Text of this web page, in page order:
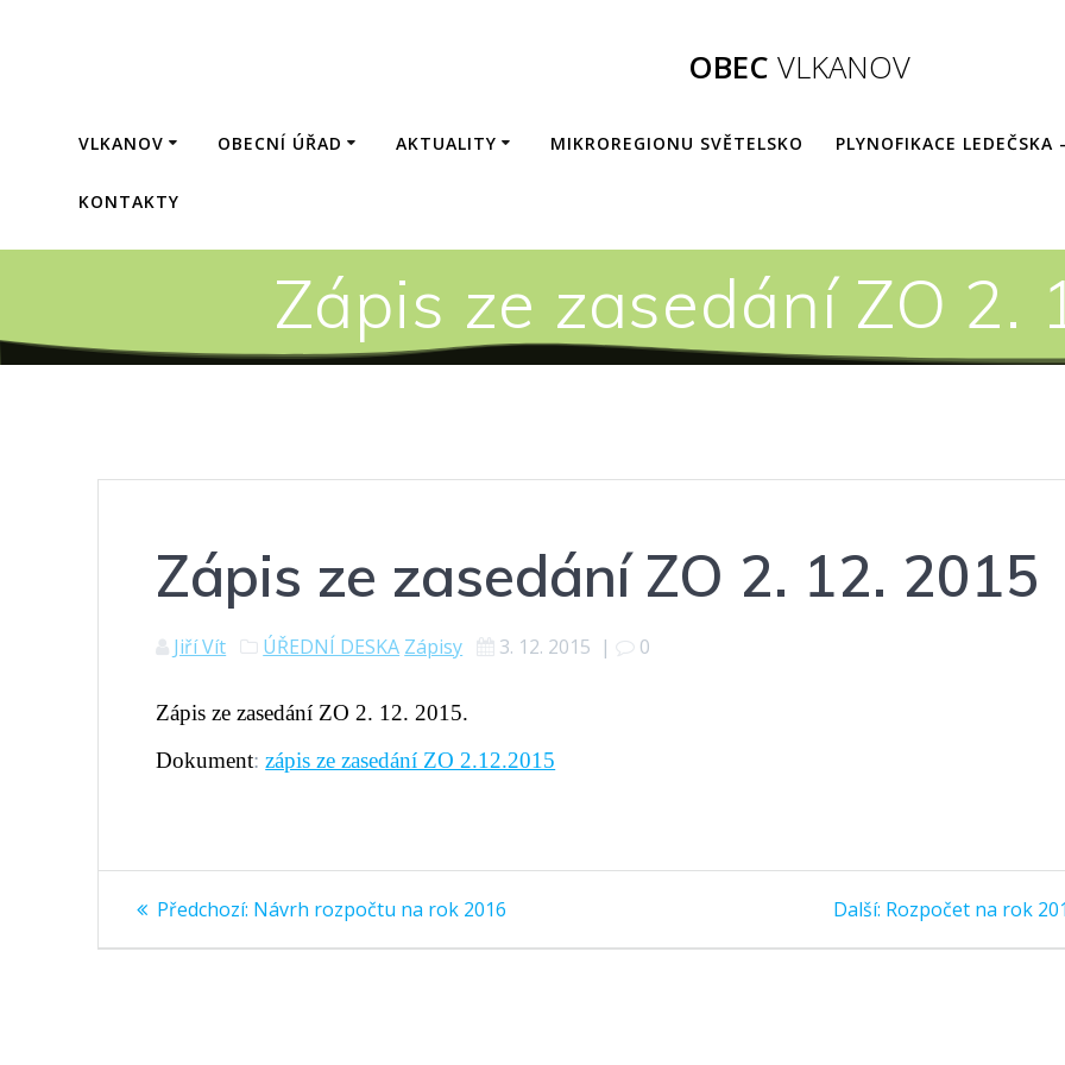
OBEC VLKANOV
VLKANOV OBECNÍ ÚŘAD AKTUALITY MIKROREGIONU SVĚTELSKO PLYNOFIKACE LEDEČSKA
KONTAKTY
Zápis ze zasedání ZO 2.
Zápis ze zasedání ZO 2. 12. 2015
Jiří Vít ÚŘEDNÍ DESKA Zápisy 3. 12. 2015 | 0
Zápis ze zasedání ZO 2. 12. 2015.
Dokument:zápis ze zasedání ZO 2.12.2015
Navigace
pro
Předchozí: Předchozí
Návrh rozpočtu na rok 2016 Další: Další
Rozpočet na rok